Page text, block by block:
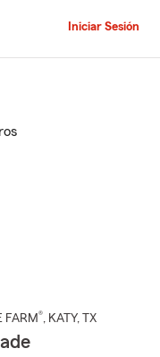
Iniciar Sesión
FARM®, KATY, TX